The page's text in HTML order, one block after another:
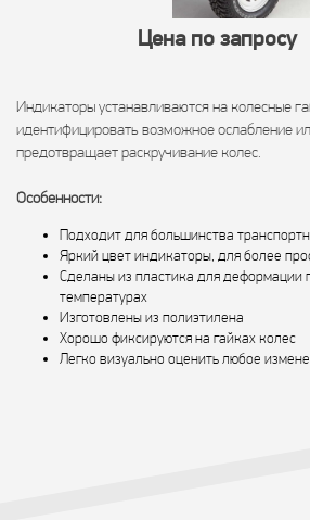
Цена по запросу
Индикаторы устанавливаются на колесные
идентифицировать возможное ослабление
предотвращает раскручивание колес.
Особенности:
Подходит для большинства
Яркий цвет индикаторы, для более
Сделаны из пластика для деформации
температурах
Изготовлены из полиэтилена
Хорошо фиксируются на гайках колес
Легко визуально оценить любое